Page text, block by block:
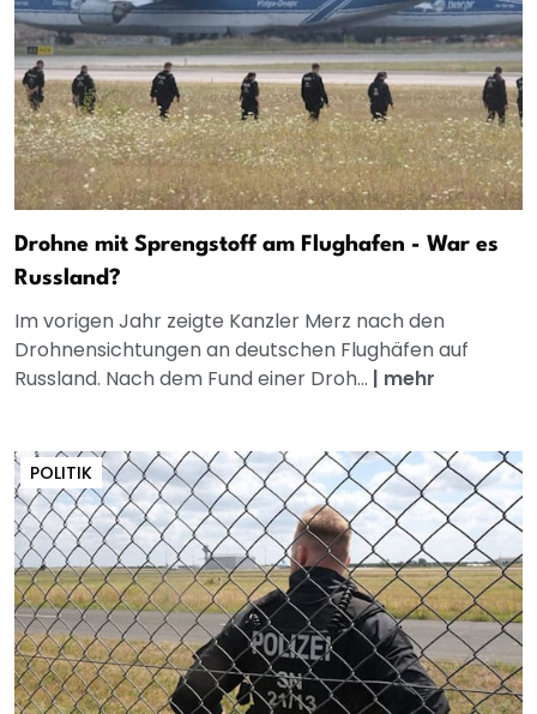
Drohne mit Sprengstoff am Flughafen - War es
Russland?
Im vorigen Jahr zeigte Kanzler Merz nach den
Drohnensichtungen an deutschen Flughäfen auf
Russland. Nach dem Fund einer Droh... | mehr
POLITIK